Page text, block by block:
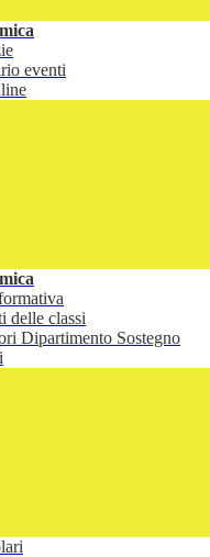
eventi
delle classi
Dipartimento Sostegno